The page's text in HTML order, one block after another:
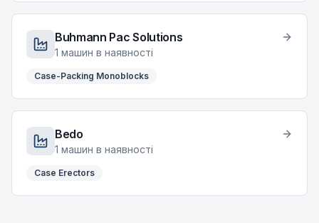
Buhmann Pac Solutions
1 машин в наявності
Case-Packing Monoblocks
Bedo
1 машин в наявності
Case Erectors